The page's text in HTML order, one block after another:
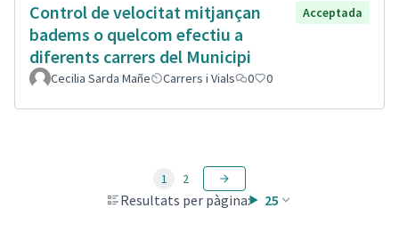
Control de velocitat mitjançan
badems o quelcom efectiu a
diferents carrers del Municipi
Acceptada
Cecilia Sarda Mañe Carrers i Vials 0 0
Resultats per pàgina: 25
1 2